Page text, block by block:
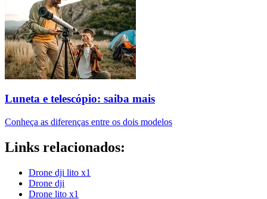
Luneta e telescópio: saiba mais
Conheça as diferenças entre os dois modelos
Links relacionados:
Drone dji lito x1
Drone dji
Drone lito x1